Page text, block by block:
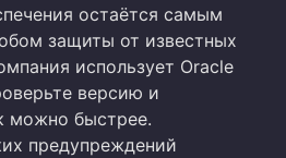
остаётся самым
защиты от известных
использует Oracle
версию и
можно быстрее.
предупреждений